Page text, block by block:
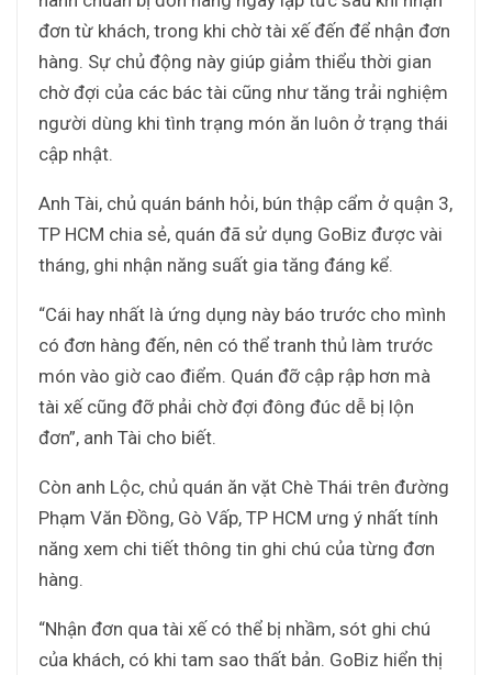
đơn từ khách, trong khi chờ tài xế đến để nhận đơn
hàng. Sự chủ động này giúp giảm thiểu thời gian
chờ đợi của các bác tài cũng như tăng trải nghiệm
người dùng khi tình trạng món ăn luôn ở trạng thái
cập nhật.
Anh Tài, chủ quán bánh hỏi, bún thập cẩm ở quận 3,
TP HCM chia sẻ, quán đã sử dụng GoBiz được vài
tháng, ghi nhận năng suất gia tăng đáng kể.
“Cái hay nhất là ứng dụng này báo trước cho mình
có đơn hàng đến, nên có thể tranh thủ làm trước
món vào giờ cao điểm. Quán đỡ cập rập hơn mà
tài xế cũng đỡ phải chờ đợi đông đúc dễ bị lộn
đơn”, anh Tài cho biết.
Còn anh Lộc, chủ quán ăn vặt Chè Thái trên đường
Phạm Văn Đồng, Gò Vấp, TP HCM ưng ý nhất tính
năng xem chi tiết thông tin ghi chú của từng đơn
hàng.
“Nhận đơn qua tài xế có thể bị nhầm, sót ghi chú
của khách, có khi tam sao thất bản. GoBiz hiển thị